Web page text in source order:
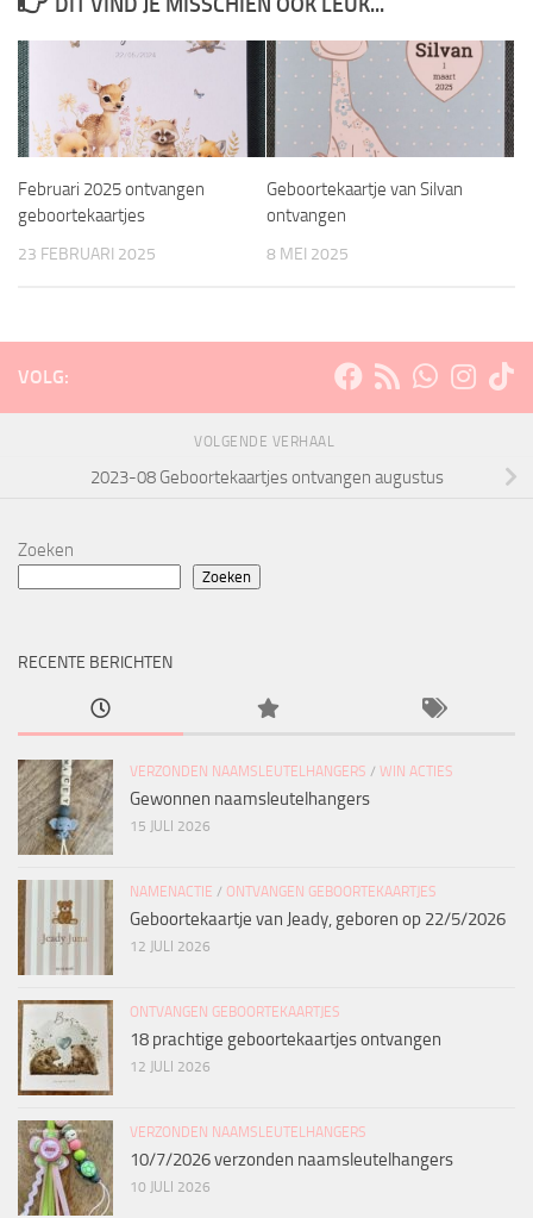
Februari 2025 ontvangen
geboortekaartjes
23 FEBRUARI 2025
Geboortekaartje van Silvan
ontvangen
8 MEI 2025
VOLG:
VOLGENDE VERHAAL
2023-08 Geboortekaartjes ontvangen augustus
Zoeken
Zoeken
RECENTE BERICHTEN
VERZONDEN NAAMSLEUTELHANGERS / WIN ACTIES
Gewonnen naamsleutelhangers
15 JULI 2026
NAMENACTIE / ONTVANGEN GEBOORTEKAARTJES
Geboortekaartje van Jeady, geboren op 22/5/2026
12 JULI 2026
ONTVANGEN GEBOORTEKAARTJES
18 prachtige geboortekaartjes ontvangen
12 JULI 2026
VERZONDEN NAAMSLEUTELHANGERS
10/7/2026 verzonden naamsleutelhangers
10 JULI 2026